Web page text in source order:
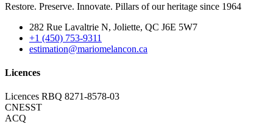
Restore. Preserve. Innovate. Pillars of our heritage since 1964
282 Rue Lavaltrie N, Joliette, QC J6E 5W7
+1 (450) 753-9311
estimation@mariomelancon.ca
Licences
Licences RBQ 8271-8578-03
CNESST
ACQ